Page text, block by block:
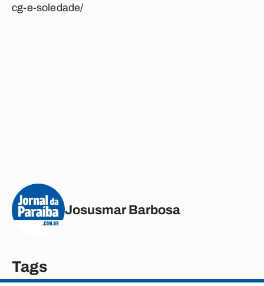
cg-e-soledade/
Josusmar Barbosa
Tags